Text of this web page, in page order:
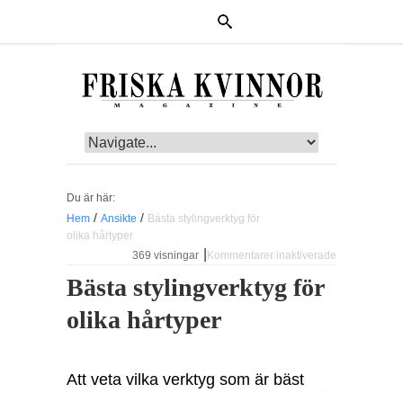
Du är här:
Hem / Ansikte / Bästa stylingverktyg för
olika hårtyper
369 visningar
Kommentarer inaktiverade
Bästa stylingverktyg för
olika hårtyper
Att veta vilka verktyg som är bäst